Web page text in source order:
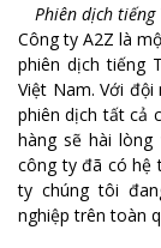
Phiên dịch
Công ty A2Z là
phiên dịch tiếng
Việt Nam. Với
phiên dịch tất cả
hàng sẽ hài
công ty đã có hệ
ty chúng tôi
nghiệp trên toàn